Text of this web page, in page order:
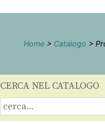
Home > Catalogo >
CERCA NEL CATALOGO